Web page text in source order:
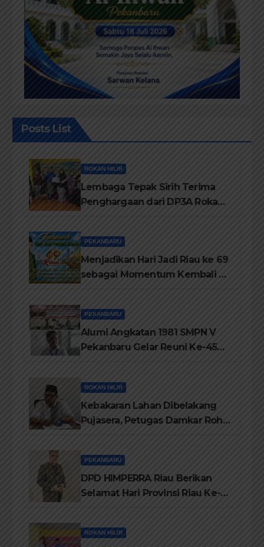
Posts List
ROKAN HILIR
Lembaga Tepak Sirih Terima
Penghargaan dari DP3A Rokan
PEKANBARU
Menjadikan Hari Jadi Riau ke 69
sebagai Momentum Kembali ke
PEKANBARU
Alumi Angkatan 1981 SMPN V
Pekanbaru Gelar Reuni Ke-45
ROKAN HILIR
Kebakaran Lahan Dibelakang
Pujasera, Petugas Damkar Rohil
PEKANBARU
DPD HIMPERRA Riau Berikan
Selamat Hari Provinsi Riau Ke-
ROKAN HILIR